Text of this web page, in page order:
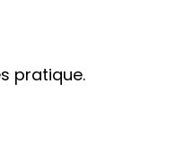
pratique.